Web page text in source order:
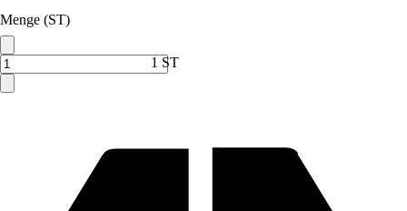
Menge (ST)
1 ST